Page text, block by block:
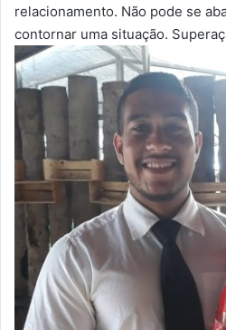
relacionamento. Não pode se
contornar uma situação.